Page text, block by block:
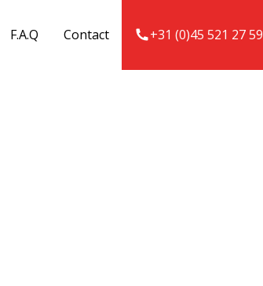
F.A.Q Contact +31 (0)45 521 27 59